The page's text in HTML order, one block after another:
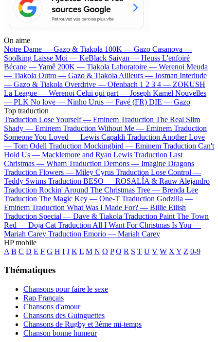
On aime
Notre Dame — Gazo & Tiakola 100K — Gazo Casanova —
Soolking Laisse Moi — KeBlack Saiyan — Heuss L'enfoiré
Bécane —Yamê 200K — Tiakola Laboratoire — Werenoi Meuda
— Tiakola Outro — Gazo & Tiakola Ailleurs — Josman Interlude
— Gazo & Tiakola Overdrive — Ofenbach 1 2 3 4 — ZOKUSH
La League — Werenoi Celui qui part — Joseph Kamel Nouvelles
— PLK No love — Ninho Urus — Favé (FR) DIE — Gazo
Top traduction
Traduction Lose Yourself — Eminem Traduction The Real Slim
Shady — Eminem Traduction Without Me — Eminem Traduction
Someone You Loved — Lewis Capaldi Traduction Another Love
— Tom Odell Traduction Mockingbird — Eminem Traduction Can't
Hold Us — Macklemore and Ryan Lewis Traduction Last
Christmas — Wham Traduction Demons — Imagine Dragons
Traduction Flowers — Miley Cyrus Traduction Lose Control —
Teddy Swims Traduction BESO — ROSALÍA & Rauw Alejandro
Traduction Rockin' Around The Christmas Tree — Brenda Lee
Traduction The Magic Key — One-T Traduction Godzilla —
Eminem Traduction What Was I Made For? — Billie Eilish
Traduction Special — Dave & Tiakola Traduction Paint The Town
Red — Doja Cat Traduction All I Want For Christmas Is You —
Mariah Carey Traduction Emorio — Mariah Carey
HP mobile
A B C D E F G H I J K L M N O P Q R S T U V W X Y Z 0-9
Thématiques
Chansons pour faire le sexe
Rap Français
Chansons d'amour
Chansons des Guinguettes
Chansons de Rugby et 3ème mi-temps
Chanson bonne humeur